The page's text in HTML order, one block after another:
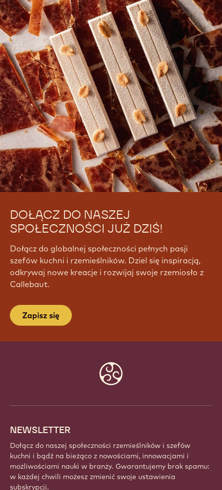
DOŁĄCZ DO NASZEJ
SPOŁECZNOŚCI JUŻ DZIŚ!
Dołącz do globalnej społeczności pełnych pasji
szefów kuchni i rzemieślników. Dziel się inspiracją,
odkrywaj nowe kreacje i rozwijaj swoje rzemiosło z
Callebaut.
Zapisz się
NEWSLETTER
Dołącz do naszej społeczności rzemieślników i szefów
kuchni i bądź na bieżąco z nowościami, innowacjami i
możliwościami nauki w branży. Gwarantujemy brak spamu:
w każdej chwili możesz zmienić swoje ustawienia
subskrypcji.